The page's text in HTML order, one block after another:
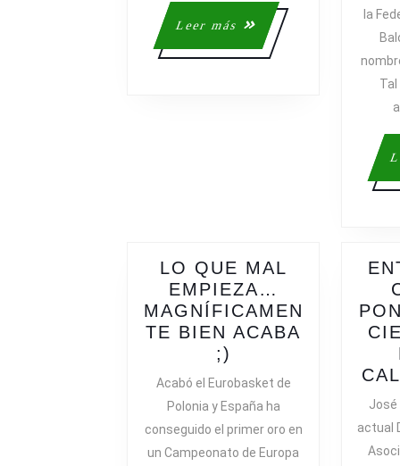
Leer más
Leer
más
la
LO QUE MAL
EMPIEZA…
MAGNÍFICAMEN
TE BIEN ACABA
;)
QUE
EMPIEZA…
BIEN
Acabó el Eurobasket de
Polonia y España ha
conseguido el primer oro en
un Campeonato de Europa
José
actual